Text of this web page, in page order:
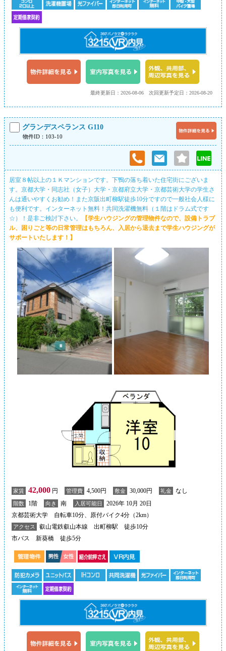
次回更新予定日：2026-08-20
最終更新日：2026-08-06
グランデスペランス G110
物件ID：103-10
居室８帖以上の１Ｋマンションです。下鴨の落ち着いた住宅街にございま
す。京都大学・同志社（女子）大学・京都府立大学・京都芸術大学の学生さ
んは通いやすくお勧め！また京阪出町柳駅徒歩10分ですので一般社会人様に
も便利です。インターネット無料！共同洗濯機無料（１階はドラム式です
☆）！是非ご検討下さい。
【学生ハウジングの管理物件なので、設備トラブ
ル、困りごと等の日常管理はもちろん、入居から退去まで学生ハウジングが
サポートいたします！】
家賃 42,000 円 管理費 4,500円 敷金 30,000円 礼金 なし
階数 1階 向き 南 入居可能日
2026年 10月 20日
京都芸術大学 自転車10分、原付バイク4分（2km）
アクセス
叡山電鉄叡山本線 出町柳駅 徒歩10分
市バス 新葵橋 徒歩5分